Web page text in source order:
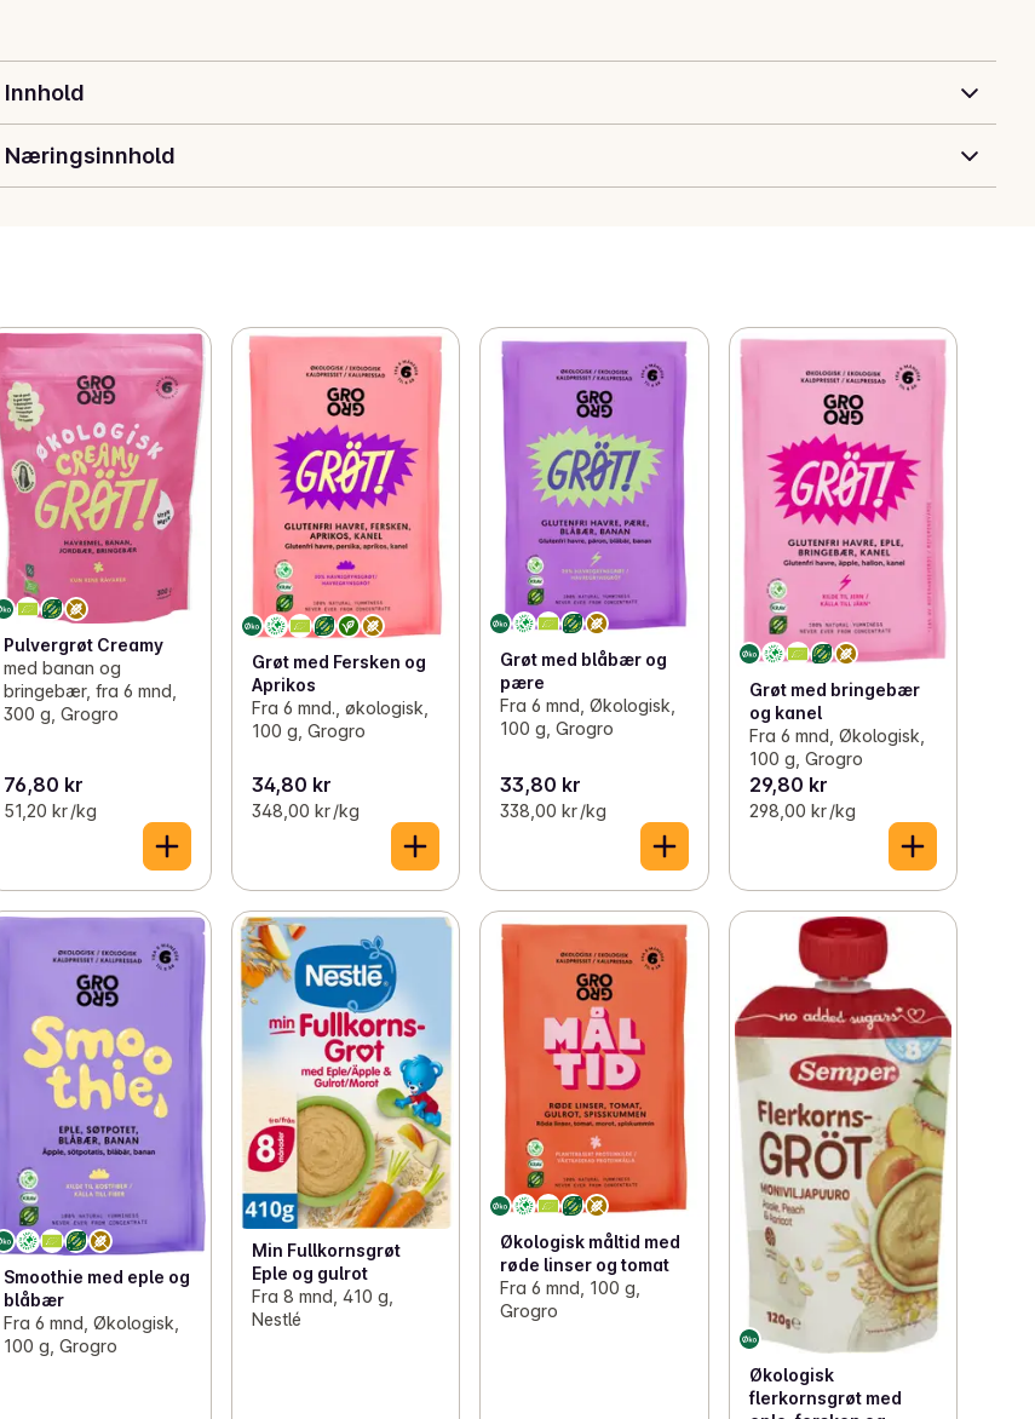
Innhold
Næringsinnhold
Pulvergrøt Creamy
med banan og
bringebær, fra 6 mnd,
300 g, Grogro
76,80 kr
51,20 kr /kg
Grøt med Fersken og
Aprikos
Fra 6 mnd., økologisk,
100 g, Grogro
34,80 kr
348,00 kr /kg
Grøt med blåbær og
pære
Fra 6 mnd, Økologisk,
100 g, Grogro
33,80 kr
338,00 kr /kg
Grøt med bringebær
og kanel
Fra 6 mnd, Økologisk,
100 g, Grogro
29,80 kr
298,00 kr /kg
Smoothie med eple og
blåbær
Fra 6 mnd, Økologisk,
100 g, Grogro
Min Fullkornsgrøt
Eple og gulrot
Fra 8 mnd, 410 g,
Nestlé
Økologisk måltid med
røde linser og tomat
Fra 6 mnd, 100 g,
Grogro
Økologisk
flerkornsgrøt med